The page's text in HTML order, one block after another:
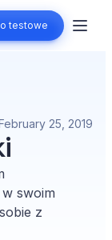
testowe
testowe
25, 2019
swoim
z